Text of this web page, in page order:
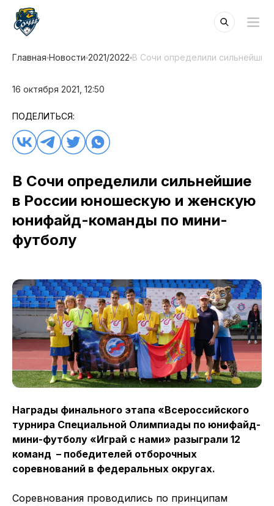
Главная Новости 2021/2022 В Сочи определили
16 октября 2021, 12:50
ПОДЕЛИТЬСЯ:
В Сочи определили сильнейшие
в России юношескую и женскую
юнифайд-команды по мини-
футболу
Награды финального этапа «Всероссийского
турнира Специальной Олимпиады по юнифайд-
мини-футболу «Играй с нами» разыграли 12
команд – победителей отборочных
соревнований в федеральных округах.
Соревнования проводились по принципам